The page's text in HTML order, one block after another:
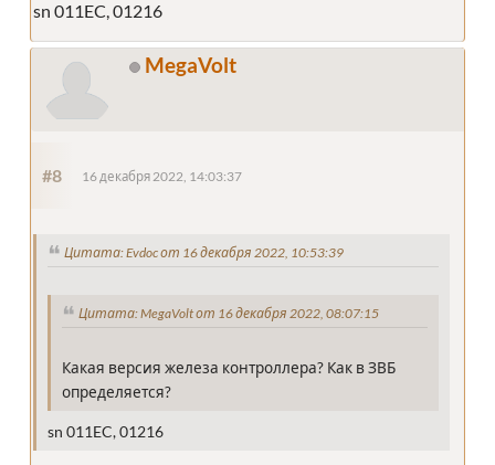
sn 011EC, 01216
MegaVolt
#8 16 декабря 2022, 14:03:37
Цитата: Evdoc от 16 декабря 2022, 10:53:39
Цитата: MegaVolt от 16 декабря 2022, 08:07:15
Какая версия железа контроллера? Как в ЗВБ
определяется?
sn 011EC, 01216